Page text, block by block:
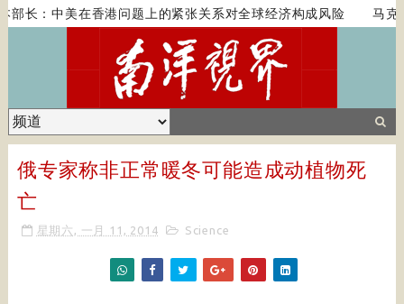
长：中美在香港问题上的紧张关系对全球经济构成风险 马克
俄专家称非正常暖冬可能造成动植物死
亡
星期六, 一月 11, 2014 Science